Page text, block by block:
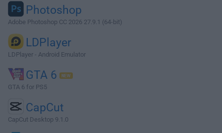
Photoshop
Adobe Photoshop CC 2026 27.9.1 (64-bit)
LDPlayer
LDPlayer - Android Emulator
GTA 6
GTA 6 for PS5
CapCut
CapCut Desktop 9.1.0